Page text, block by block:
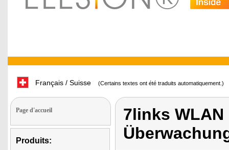
Français / Suisse (Certains textes ont été traduits automatiquement.)
Page d'accueil
Produits:
7links WLAN